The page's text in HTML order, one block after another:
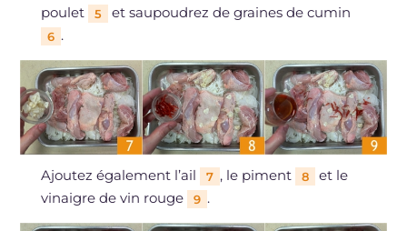
poulet
5 et saupoudrez de graines de cumin
6 .
Ajoutez également l’ail 7 , le piment 8
et le
vinaigre de vin rouge
9 .